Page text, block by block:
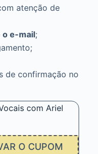
atenção de
o e-mail;
de confirmação no
com Ariel
O CUPOM